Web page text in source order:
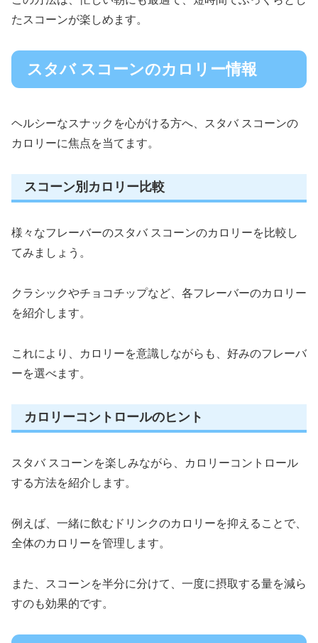
たスコーンが楽しめます。
スタバ スコーンのカロリー情報
ヘルシーなスナックを心がける方へ、スタバ スコーンの
カロリーに焦点を当てます。
スコーン別カロリー比較
様々なフレーバーのスタバ スコーンのカロリーを比較し
てみましょう。
クラシックやチョコチップなど、各フレーバーのカロリー
を紹介します。
これにより、カロリーを意識しながらも、好みのフレーバ
ーを選べます。
カロリーコントロールのヒント
スタバ スコーンを楽しみながら、カロリーコントロール
する方法を紹介します。
例えば、一緒に飲むドリンクのカロリーを抑えることで、
全体のカロリーを管理します。
また、スコーンを半分に分けて、一度に摂取する量を減ら
すのも効果的です。